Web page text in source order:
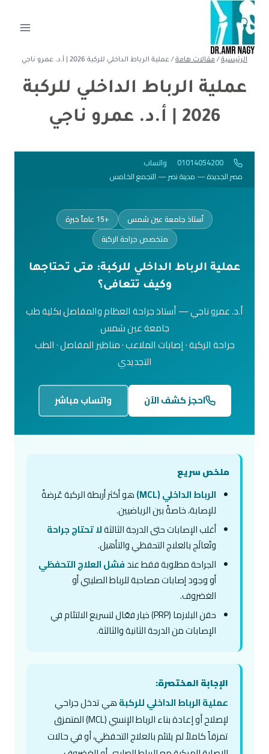
الرئيسية / مقالات هامة / عملية الرباط الداخلي للركبة 2026 | أ.د. عمرو ناجي
عملية الرباط الداخلي للركبة
2026 | أ.د. عمرو ناجي
01014054200
واتساب
مصر الجديدة — مدينة نصر — التجمع الخامس
أستاذ جامعة عين شمس
+15 عاماً خبرة
متخصص جراحة الركبة
عملية الرباط الداخلي للركبة: متى تحتاجها
وكيف تتعافى؟
أ.د. عمرو ناجي — أستاذ جراحة العظام والمفاصل بكلية طب
جامعة عين شمس
جراحة الركبة · إصابات الملاعب · مناظير المفاصل · الطب
التجديدي
احجز كشف الآن واتساب مباشر
ملخص سريع
الرباط الداخلي (MCL)
هو أكثر أربطة الركبة عُرضةً
للإصابة، خاصةً بين الرياضيين.
أغلب الإصابات حتى الدرجة الثالثةلا تحتاج جراحة
وتُعالَج بالعلاج التحفظي والتأهيل.
الجراحة مطلوبة فقط عندفشل العلاج التحفظي
أو وجود إصابات مصاحبة للرباط الصليبي أو
الغضروف.
حقن البلازما (PRP) خيار فعّال لتسريع الالتئام في
الإصابات من الدرجة الثانية والثالثة.
الإجابة المختصرة:
عملية الرباط الداخلي للركبةهي تدخل جراحي
لإصلاح أو إعادة بناء الرباط الإنسي (MCL) المتمزق
تمزقاً كاملاً لم يلتئم بالعلاج التحفظي، أو في حالات